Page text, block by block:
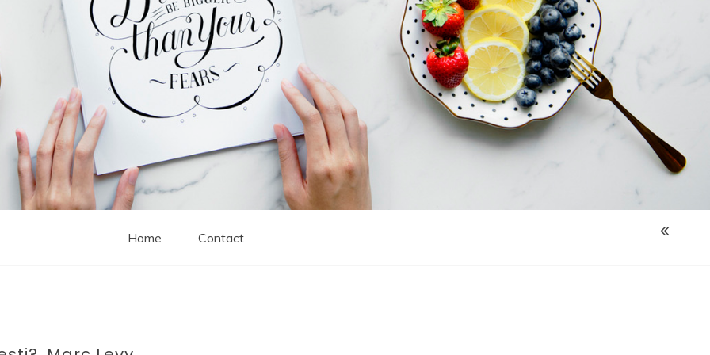
Home Contact